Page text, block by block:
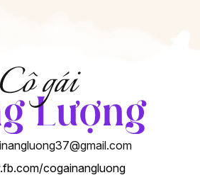
cogainangluong